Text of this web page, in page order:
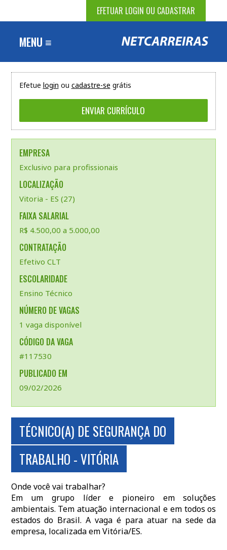
EFETUAR LOGIN OU CADASTRAR
MENU ≡
Efetue login ou cadastre-se grátis
EMPRESA
Exclusivo para profissionais
LOCALIZAÇÃO
Vitoria - ES (27)
FAIXA SALARIAL
R$ 4.500,00 a 5.000,00
CONTRATAÇÃO
Efetivo CLT
ESCOLARIDADE
Ensino Técnico
NÚMERO DE VAGAS
1 vaga disponível
CÓDIGO DA VAGA
#117530
PUBLICADO EM
09/02/2026
TÉCNICO(A) DE SEGURANÇA DO
TRABALHO - VITÓRIA
Onde você vai trabalhar?
Em um grupo líder e pioneiro em soluções
ambientais. Tem atuação internacional e em todos os
estados do Brasil. A vaga é para atuar na sede da
empresa, localizada em Vitória/ES.